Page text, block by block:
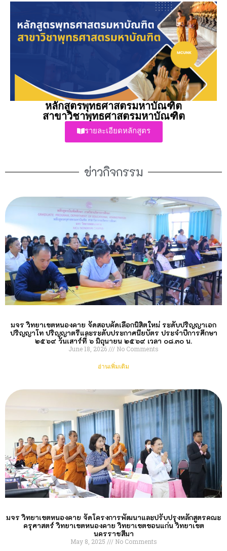
หลักสูตรพุทธศาสตรมหาบัณฑิต
สาขาวิชาพุทธศาสตรมหาบัณฑิต
รายละเอียดหลักสูตร
ข่าวกิจกรรม
มจร วิทยาเขตหนองคาย จัดสอบคัดเลือกนิสิตใหม่ ระดับปริญญาเอก
ปริญญาโท ปริญญาตรีและระดับประกาศนียบัตร ประจำปีการศึกษา
๒๕๖๙ วันเสาร์ที่ ๖ มิถุนายน ๒๕๖๙ เวลา ๐๘.๓๐ น.
June 18, 2026 No Comments
อ่านเพิ่มเติม
มจร วิทยาเขตหนองคาย จัดโครงการพัฒนาและปรับปรุงหลักสูตรคณะ
ครุศาสตร์ วิทยาเขตหนองคาย วิทยาเขตขอนแก่น วิทยาเขต
นครราชสีมา
May 8, 2025 No Comments